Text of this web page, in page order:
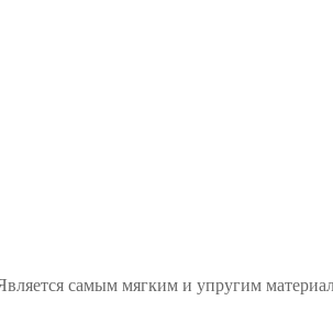
самым мягким и упругим